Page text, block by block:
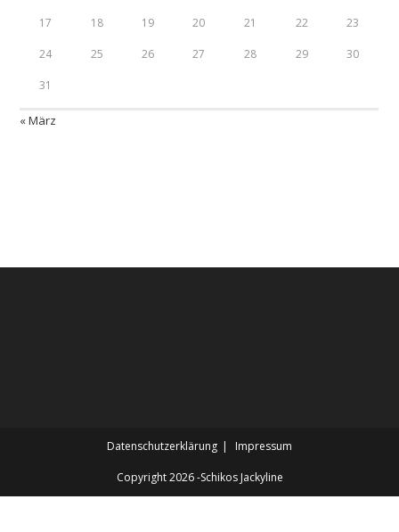
17 18 19 20 21 22 23
24 25 26 27 28 29 30
31
« März
Datenschutzerklärung Impressum
Copyright 2026 -Schikos Jackyline